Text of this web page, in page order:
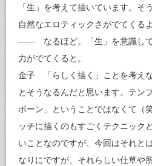
「生」を考えて描いています。そ
自然なエロティックさがでてくる
―― なるほど。「生」を意識して
力がでてくると。
金子 「らしく描く」ことを考え
とそうなるんだと思います。テン
ボーン」ということではなくて（
ッチに描くのもすごくテクニック
いことなのですが、今回はそれと
なりにですが、それらしい仕草や